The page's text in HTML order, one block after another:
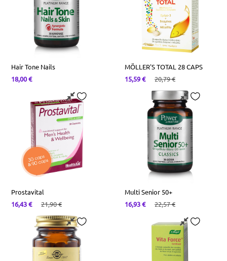
Hair Tone Nails
18,00€
MÖLLER'S TOTAL 28 CAPS
15,59€ 20,79€
Prostavital
16,43€ 21,90€
Multi Senior 50+
16,93€ 22,57€
Συμπληρώματα Διατροφής Για Μαλλιά
Φολικό Οξύ-Β9
Χολίνη
Saw Palmeto
Ασερόλα
Σερραπεπτάση
Φυτικές Ίνες